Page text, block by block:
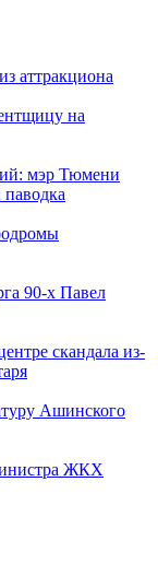
аттракциона
на
мэр Тюмени
паводка
90-х Павел
скандала из-
Ашинского
ЖКХ